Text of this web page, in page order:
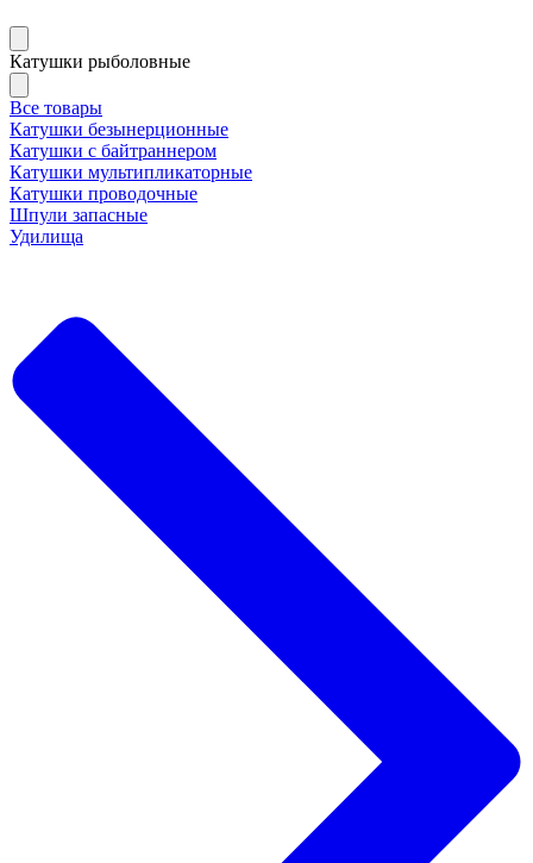
Катушки рыболовные
Все товары
Катушки безынерционные
Катушки с байтраннером
Катушки мультипликаторные
Катушки проводочные
Шпули запасные
Удилища